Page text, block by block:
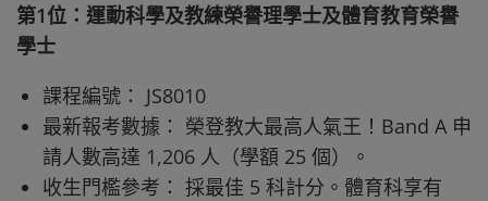
第1位：運動科學及教練榮譽理學士及體育教育榮譽
學士
課程編號： JS8010
最新報考數據： 榮登教大最高人氣王！Band A 申
請人數高達 1,206 人（學額 25 個）。
收生門檻參考： 採最佳 5 科計分。體育科享有